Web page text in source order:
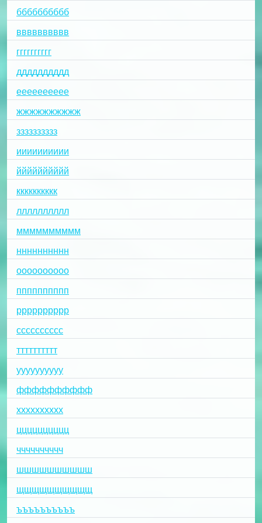
бббббббббб
вввввввввв
гггггггггг
дддддддддд
ееееееееее
жжжжжжжжжж
зззззззззз
ииииииииии
йййййййййй
кккккккккк
лллллллллл
мммммммммм
нннннннннн
оооооооооо
пппппппппп
рррррррррр
сссссссссс
тттттттттт
уууууууууу
фффффффффф
хххххххххх
цццццццццц
чччччччччч
шшшшшшшшшш
щщщщщщщщщщ
ъъъъъъъъъъ